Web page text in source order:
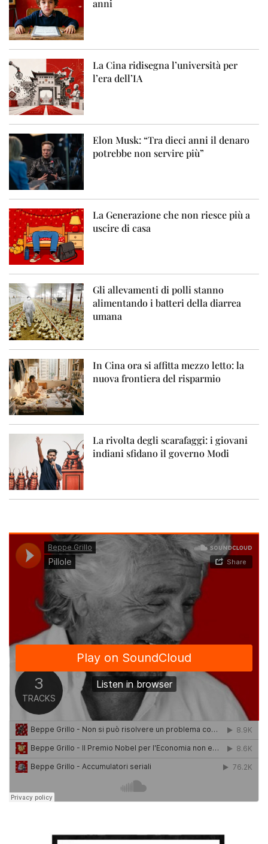
anni
La Cina ridisegna l’università per
l’era dell’IA
Elon Musk: “Tra dieci anni il denaro
potrebbe non servire più”
La Generazione che non riesce più a
uscire di casa
Gli allevamenti di polli stanno
alimentando i batteri della diarrea
umana
In Cina ora si affitta mezzo letto: la
nuova frontiera del risparmio
La rivolta degli scarafaggi: i giovani
indiani sfidano il governo Modi